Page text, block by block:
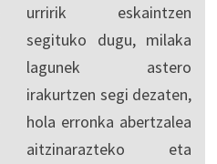
urririk eskaintzen
segituko dugu, milaka
lagunek astero
irakurtzen segi dezaten,
hola erronka abertzalea
aitzinarazteko eta